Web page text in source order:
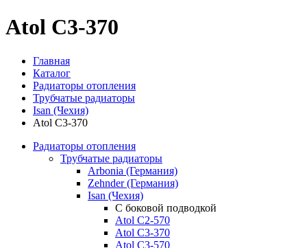
Atol C3-370
Главная
Каталог
Радиаторы отопления
Трубчатые радиаторы
Isan (Чехия)
Atol C3-370
Радиаторы отопления
Трубчатые радиаторы
Arbonia (Германия)
Zehnder (Германия)
Isan (Чехия)
С боковой подводкой
Atol C2-570
Atol C3-370
Atol C3-570